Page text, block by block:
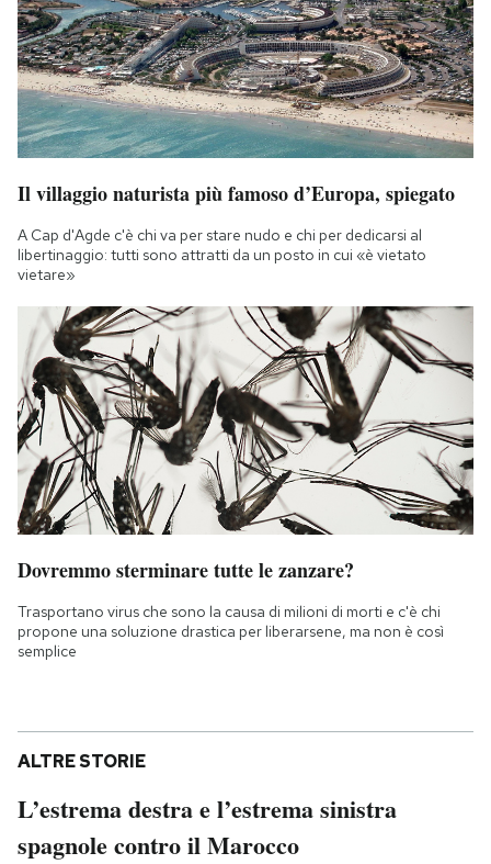
Il villaggio naturista più famoso d’Europa, spiegato
A Cap d'Agde c'è chi va per stare nudo e chi per dedicarsi al
libertinaggio: tutti sono attratti da un posto in cui «è vietato
vietare»
Dovremmo sterminare tutte le zanzare?
Trasportano virus che sono la causa di milioni di morti e c'è chi
propone una soluzione drastica per liberarsene, ma non è così
semplice
ALTRE STORIE
L’estrema destra e l’estrema sinistra
spagnole contro il Marocco